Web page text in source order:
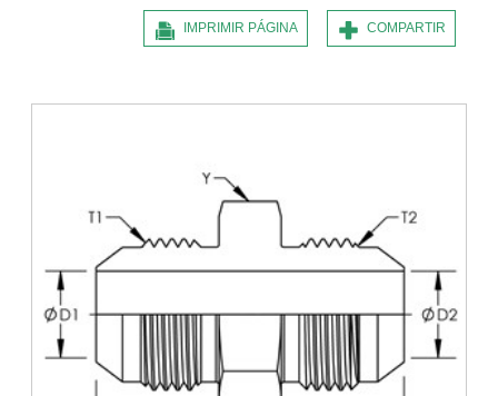
COMPARTIR
IMPRIMIR PÁGINA